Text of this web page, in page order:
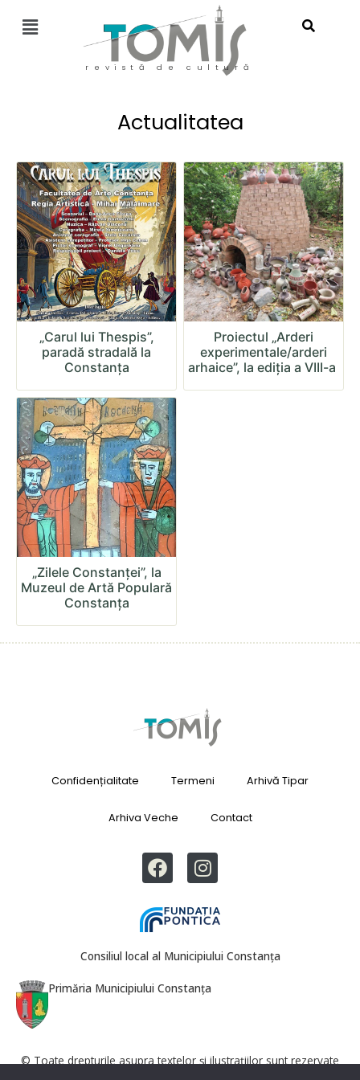
revistă de cultură
Actualitatea
„Carul lui Thespis”,
paradă stradală la
Constanța
Proiectul „Arderi
experimentale/arderi
arhaice”, la ediția a VIII-a
„Zilele Constanței”, la
Muzeul de Artă Populară
Constanța
Confidențialitate Termeni Arhivă Tipar
Arhiva Veche Contact
Consiliul local al Municipiului Constanța
Primăria Municipiului Constanța
© Toate drepturile asupra textelor și ilustrațiilor sunt rezervate